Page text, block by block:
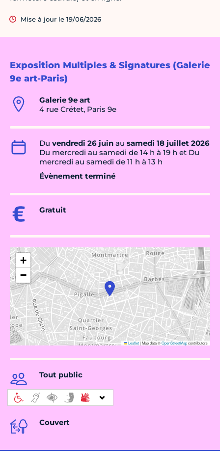
Exposition Multiples & Signatures (Galerie
9e art-Paris)
Galerie 9e art
4 rue Crétet, Paris 9e
Du vendredi 26 juin au samedi 18 juillet 2026
Du mercredi au samedi de 14 h à 19 h et Du
mercredi au samedi de 11 h à 13 h
Évènement terminé
Gratuit
+
−
Leaflet|Map data ©OpenStreetMapcontributors
Tout public
Couvert
Mise à jour le 19/06/2026